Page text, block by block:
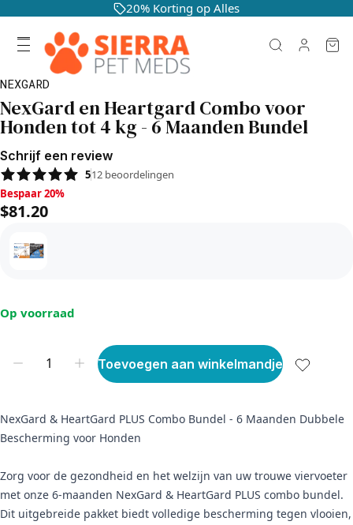
20% Korting op Alles
NEXGARD
NexGard en Heartgard Combo voor
Honden tot 4 kg - 6 Maanden Bundel
Schrijf een review
512 beoordelingen
Bespaar 20%, $81.20
Bespaar 20%
$81.20
Op voorraad
Toevoegen aan winkelmandje
NexGard & HeartGard PLUS Combo Bundel - 6 Maanden Dubbele
Bescherming voor Honden
Zorg voor de gezondheid en het welzijn van uw trouwe viervoeter
met onze 6-maanden NexGard & HeartGard PLUS combo bundel.
Dit uitgebreide pakket biedt volledige bescherming tegen vlooien,